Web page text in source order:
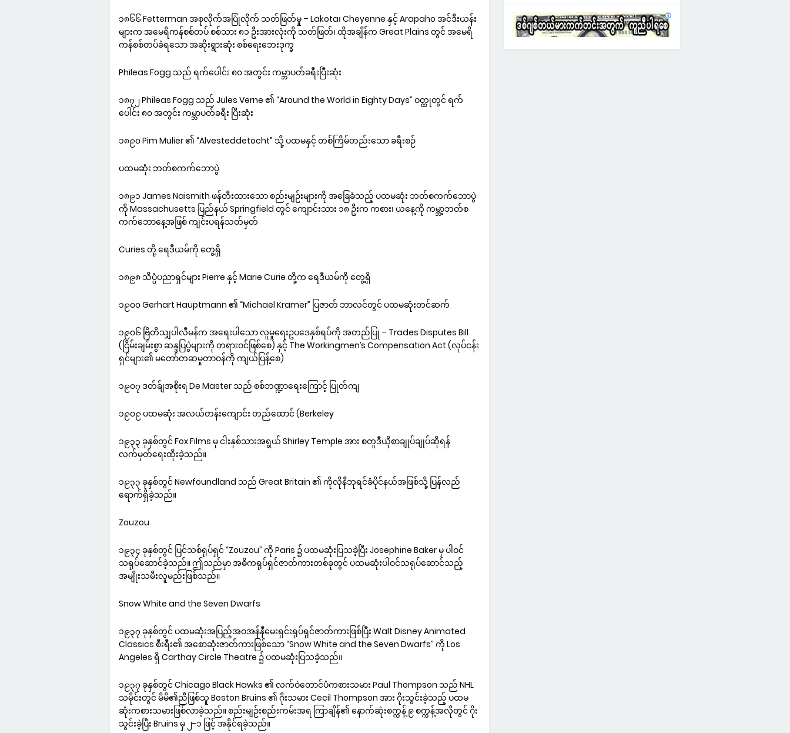
၁၈၆၆ Fetterman အစုလိုက်အပြုံလိုက် သတ်ဖြတ်မှု – Lakota၊ Cheyenne နှင့် Arapaho အင်ဒီးယန်း
များက အမေရိကန်စစ်တပ် စစ်သား ၈၁ ဦးအားလုံးကို သတ်ဖြတ်၊ ထိုအချိန်က Great Plains တွင် အမေရိ
ကန်စစ်တပ်ခံရသော အဆိုးရွားဆုံး စစ်ရေးဘေးဒုက္ခ
Phileas Fogg သည် ရက်ပေါင်း ၈၀ အတွင်း ကမ္ဘာပတ်ခရီးပြီးဆုံး
၁၈၇၂ Phileas Fogg သည် Jules Verne ၏ “Around the World in Eighty Days” ဝတ္ထုတွင် ရက်
ပေါင်း ၈၀ အတွင်း ကမ္ဘာပတ်ခရီး ပြီးဆုံး
၁၈၉၀ Pim Mulier ၏ “Alvesteddetocht” သို့ ပထမနှင့် တစ်ကြိမ်တည်းသော ခရီးစဉ်
ပထမဆုံး ဘတ်စကက်ဘောပွဲ
၁၈၉၁ James Naismith ဖန်တီးထားသော စည်းမျဉ်းများကို အခြေခံသည့် ပထမဆုံး ဘတ်စကက်ဘောပွဲ
ကို Massachusetts ပြည်နယ် Springfield တွင် ကျောင်းသား ၁၈ ဦးက ကစား၊ ယနေ့ကို ကမ္ဘာ့ဘတ်စ
ကက်ဘောနေ့အဖြစ် ကျင်းပရန်သတ်မှတ်
Curies တို့ ရေဒီယမ်ကို တွေ့ရှိ
၁၈၉၈ သိပ္ပံပညာရှင်များ Pierre နှင့် Marie Curie တို့က ရေဒီယမ်ကို တွေ့ရှိ
၁၉၀၀ Gerhart Hauptmann ၏ “Michael Kramer” ပြဇာတ် ဘာလင်တွင် ပထမဆုံးတင်ဆက်
၁၉၀၆ ဗြိတိသျှပါလီမန်က အရေးပါသော လူမှုရေးဥပဒေနှစ်ရပ်ကို အတည်ပြု – Trades Disputes Bill
(ငြိမ်းချမ်းစွာ ဆန္ဒပြပွဲများကို တရားဝင်ဖြစ်စေ) နှင့် The Workingmen’s Compensation Act (လုပ်ငန်း
ရှင်များ၏ မတော်တဆမှုတာဝန်ကို ကျယ်ပြန့်စေ)
၁၉၀၇ ဒတ်ခ်ျအစိုးရ De Master သည် စစ်ဘဏ္ဍာရေးကြောင့် ပြုတ်ကျ
၁၉၀၉ ပထမဆုံး အလယ်တန်းကျောင်း တည်ထောင် (Berkeley
၁၉၃၃ ခုနှစ်တွင် Fox Films မှ ငါးနှစ်သားအရွယ် Shirley Temple အား စတူဒီယိုစာချုပ်ချုပ်ဆိုရန်
လက်မှတ်ရေးထိုးခဲ့သည်။
၁၉၃၃ ခုနှစ်တွင် Newfoundland သည် Great Britain ၏ ကိုလိုနီဘုရင်ခံပိုင်နယ်အဖြစ်သို့ ပြန်လည်
ရောက်ရှိခဲ့သည်။
Zouzou
၁၉၃၄ ခုနှစ်တွင် ပြင်သစ်ရုပ်ရှင် “Zouzou” ကို Paris ၌ ပထမဆုံးပြသခဲ့ပြီး Josephine Baker မှ ပါဝင်
သရုပ်ဆောင်ခဲ့သည်။ ဤသည်မှာ အဓိကရုပ်ရှင်ဇာတ်ကားတစ်ခုတွင် ပထမဆုံးပါဝင်သရုပ်ဆောင်သည့်
အမျိုးသမီးလူမည်းဖြစ်သည်။
Snow White and the Seven Dwarfs
၁၉၃၇ ခုနှစ်တွင် ပထမဆုံးအပြည့်အဝအန်နီမေးရှင်းရုပ်ရှင်ဇာတ်ကားဖြစ်ပြီး Walt Disney Animated
Classics စီးရီး၏ အစောဆုံးဇာတ်ကားဖြစ်သော “Snow White and the Seven Dwarfs” ကို Los
Angeles ရှိ Carthay Circle Theatre ၌ ပထမဆုံးပြသခဲ့သည်။
၁၉၃၇ ခုနှစ်တွင် Chicago Black Hawks ၏ လက်ဝဲတောင်ပံကစားသမား Paul Thompson သည် NHL
သမိုင်းတွင် မိမိ၏ညီဖြစ်သူ Boston Bruins ၏ ဂိုးသမား Cecil Thompson အား ဂိုးသွင်းခဲ့သည့် ပထမ
ဆုံးကစားသမားဖြစ်လာခဲ့သည်။ စည်းမျဉ်းစည်းကမ်းအရ ကြာချိန်၏ နောက်ဆုံးစက္ကန့် ၉ စက္ကန့်အလိုတွင် ဂိုး
သွင်းခဲ့ပြီး Bruins မှ ၂-၁ ဖြင့် အနိုင်ရခဲ့သည်။